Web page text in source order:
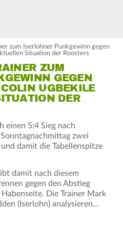
zum Iserlohner Punkgewinn gegen
Situation der Roosters
ZUM
GEGEN
UGBEKILE
DER
einen 5:4 Sieg nach
zwei
damit die Tabellenspitze
damit nach diesem
gegen den Abstieg
Die Trainer Mark
(Iserlohn) analysieren…